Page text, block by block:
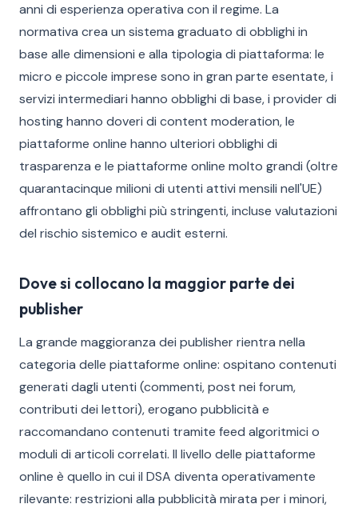
anni di esperienza operativa con il regime. La
normativa crea un sistema graduato di obblighi in
base alle dimensioni e alla tipologia di piattaforma: le
micro e piccole imprese sono in gran parte esentate, i
servizi intermediari hanno obblighi di base, i provider di
hosting hanno doveri di content moderation, le
piattaforme online hanno ulteriori obblighi di
trasparenza e le piattaforme online molto grandi (oltre
quarantacinque milioni di utenti attivi mensili nell'UE)
affrontano gli obblighi più stringenti, incluse valutazioni
del rischio sistemico e audit esterni.
Dove si collocano la maggior parte dei
publisher
La grande maggioranza dei publisher rientra nella
categoria delle piattaforme online: ospitano contenuti
generati dagli utenti (commenti, post nei forum,
contributi dei lettori), erogano pubblicità e
raccomandano contenuti tramite feed algoritmici o
moduli di articoli correlati. Il livello delle piattaforme
online è quello in cui il DSA diventa operativamente
rilevante: restrizioni alla pubblicità mirata per i minori,